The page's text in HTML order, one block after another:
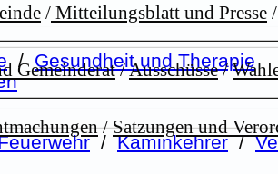
/ Gesundheit und Therapie
/Kaminkehrer/
/ Mitteilungsblatt und Presse /
Gemeinderat/Ausschüsse/
/Satzungen und